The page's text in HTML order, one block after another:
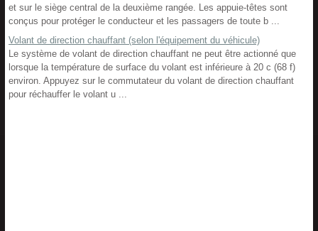
et sur le siège central de la deuxième rangée. Les appuie-têtes sont
conçus pour protéger le conducteur et les passagers de toute b ...
Volant de direction chauffant (selon l'équipement du véhicule)
Le système de volant de direction chauffant ne peut être actionné que
lorsque la température de surface du volant est inférieure à 20 c (68 f)
environ. Appuyez sur le commutateur du volant de direction chauffant
pour réchauffer le volant u ...